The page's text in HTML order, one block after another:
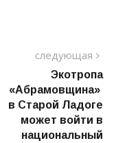
следующая
пост
Экотропа
«Абрамовщина»
в Старой Ладоге
может войти в
национальный